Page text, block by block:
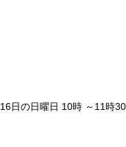
の日曜日 10時 ～11時30